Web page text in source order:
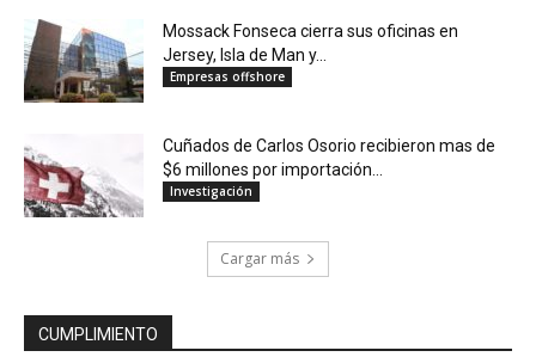
Mossack Fonseca cierra sus oficinas en
Jersey, Isla de Man y...
Empresas offshore
Cuñados de Carlos Osorio recibieron mas de
$6 millones por importación...
Investigación
Cargar más
CUMPLIMIENTO